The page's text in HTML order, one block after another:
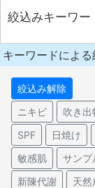
絞込みキーワー
キーワードによ
絞込み解除
ニキビ
吹き出
SPF
日焼け
敏感肌
サンプ
新陳代謝
天然